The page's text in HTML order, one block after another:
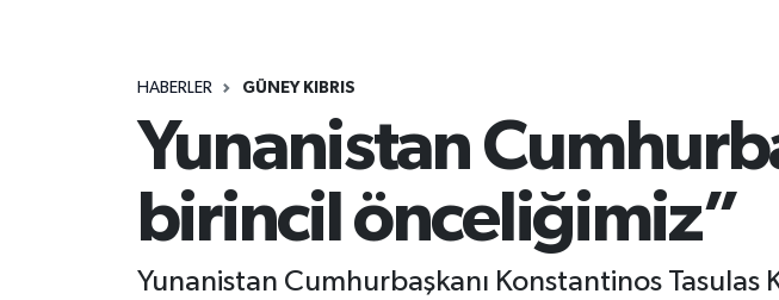
HABERLER GÜNEY KIBRIS
Yunanistan
birincil önceliğimiz”
Yunanistan Cumhurbaşkanı Konstantinos